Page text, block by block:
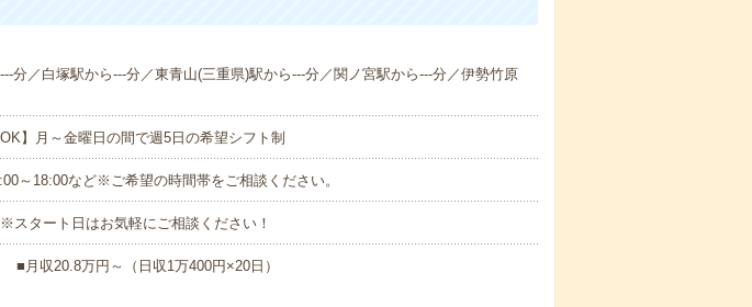
分／白塚駅から---分／東青山(三重県)駅から---分／関ノ宮駅から---分／伊勢竹原
OK】月～金曜日の間で週5日の希望シフト制
～18:00など※ご希望の時間帯をご相談ください。
タート日はお気軽にご相談ください！
■月収20.8万円～（日収1万400円×20日）